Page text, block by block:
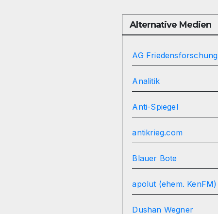
Alternative Medien
AG Friedensforschung
Analitik
Anti-Spiegel
antikrieg.com
Blauer Bote
apolut (ehem. KenFM)
Dushan Wegner